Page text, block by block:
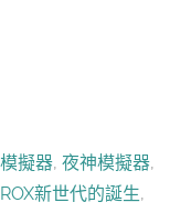
擬器, 夜神模擬器,
ROX新世代的誕生,